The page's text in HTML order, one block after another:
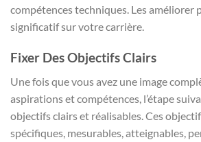
compétences techniques. Les améliorer
significatif sur votre carrière.
Fixer Des Objectifs Clairs
Une fois que vous avez une image
aspirations et compétences, l’étape
objectifs clairs et réalisables. Ces
spécifiques, mesurables, atteignables,